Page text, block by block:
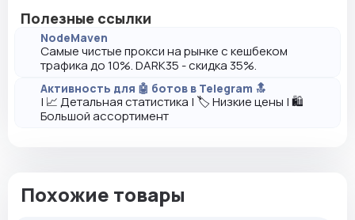
Полезные ссылки
NodeMaven
Самые чистые прокси на рынке с кешбеком
трафика до 10%. DARK35 - скидка 35%.
Активность для 🤖 ботов в Telegram 🔝
| 📈 Детальная статистика | 🏷️ Низкие цены | 🛍️
Большой ассортимент
Похожие товары